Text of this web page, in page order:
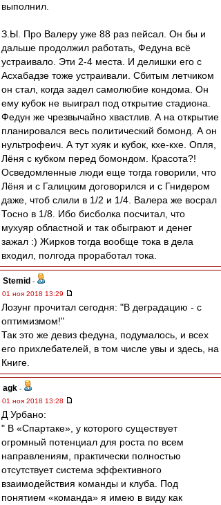
выполнил.
З.Ы. Про Валеру уже 88 раз пейсал. Он бы и
дальше продолжил работать, Федуна всё
устраивало. Эти 2-4 места. И делишки его с
Асхабадзе тоже устраивали. Сбитым летчиком
он стал, когда задел самолюбие кондома. Он
ему кубок не выиграл под открытие стадиона.
Федун же чрезвычайно хвастлив. А на открытие
планировался весь политический бомонд. А он
нультрофеич. А тут хуяк и кубок, кхе-кхе. Опля,
Лёня с кубком перед бомондом. Красота?!
Осведомленные люди еще тогда говорили, что
Лёня и с Галицким договорился и с Гнидером
даже, чтоб слили в 1/2 и 1/4. Валера же восрал
Тосно в 1/8. Ибо бисболка посчитал, что
мухуяр областной и так обыграют и денег
зажал :) Жирков тогда вообще тока в дела
входил, полгода проработал тока.
Stemid -
01 ноя 2018 13:29
Лозунг прочитал сегодня: "В деградацию - с
оптимизмом!"
Так это же девиз федуна, подумалось, и всех
его прихлебателей, в том числе увы и здесь, на
Книге.
agk -
01 ноя 2018 13:28
Д Урбано:
" В «Спартаке», у которого существует
огромный потенциал для роста по всем
направлениям, практически полностью
отсутствует система эффективного
взаимодействия команды и клуба. Под
понятием «команда» я имею в виду как